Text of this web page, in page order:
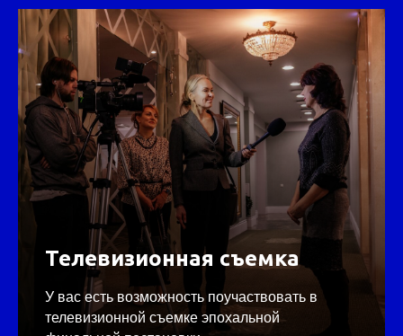
Телевизионная съемка
У вас есть возможность поучаствовать в
телевизионной съемке эпохальной